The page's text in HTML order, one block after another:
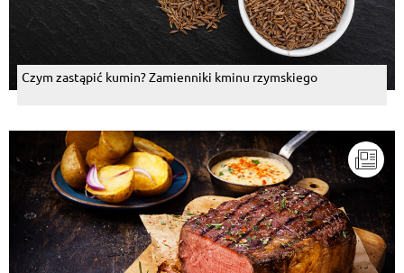
Czym zastąpić kumin? Zamienniki kminu rzymskiego